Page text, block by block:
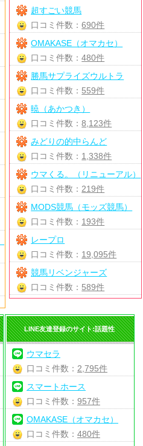
超すごい競馬
口コミ件数：690件
OMAKASE（オマカセ）
口コミ件数：480件
勝馬サプライズウルトラ
口コミ件数： 559件
暁（あかつき）
口コミ件数：8,123件
みどりの的中らんど
口コミ件数： 1,338件
ウマくる。（リニューアル）
口コミ件数： 219件
MODS競馬（モッズ競馬）
口コミ件数： 193件
レープロ
口コミ件数： 19,095件
競馬リベンジャーズ
口コミ件数： 589件
LINE友達登録のサイト:話題性
ウマセラ
口コミ件数： 2,795件
スマートホース
口コミ件数： 957件
OMAKASE（オマカセ）
口コミ件数： 480件